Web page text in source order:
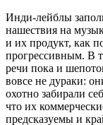
Инди-лейблы
нашествия на
и их продукт, как
прогрессивным. В
речи пока и
вовсе не дураки:
охотно забирали
что их
предсказуемы и